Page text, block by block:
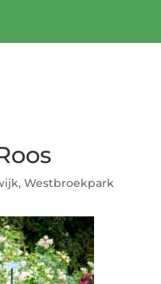
,Westbroekpark